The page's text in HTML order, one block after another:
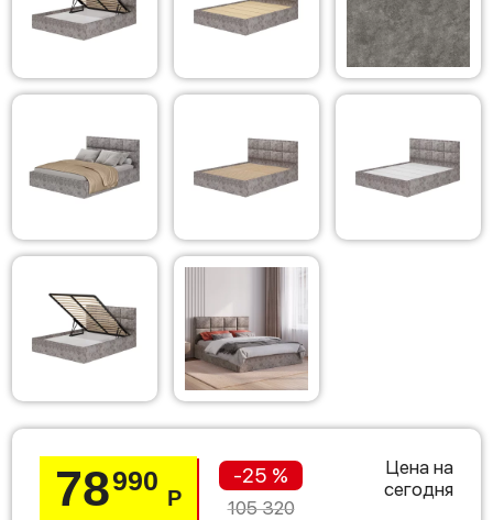
78990
Р
-25 %
105 320
Цена на
сегодня